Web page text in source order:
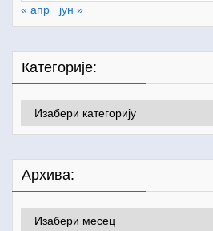
« апр
јун »
Категорије:
Категорије:
Архива:
Архива: